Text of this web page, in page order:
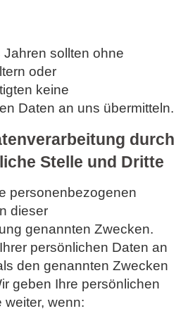
sollten ohne
oder
keine
Daten an uns übermitteln.
durch
Stelle und Dritte
personenbezogenen
dieser
genannten Zwecken.
persönlichen Daten an
den genannten Zwecken
geben Ihre persönlichen
weiter, wenn: